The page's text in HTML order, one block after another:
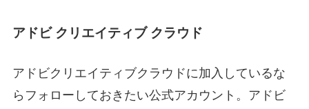
アドビ クリエイティブ クラウド
アドビクリエイティブクラウドに加入しているな
らフォローしておきたい公式アカウント。アドビ